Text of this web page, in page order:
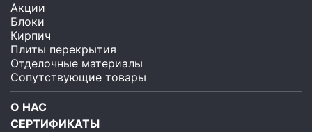
Акции
Блоки
Кирпич
Плиты перекрытия
Отделочные материалы
Сопутствующие товары
О НАС
СЕРТИФИКАТЫ